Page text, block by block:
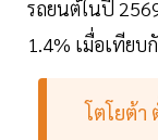
รถยนต์ในปี
1.4% เมื่อเทีย
โตโยต้า